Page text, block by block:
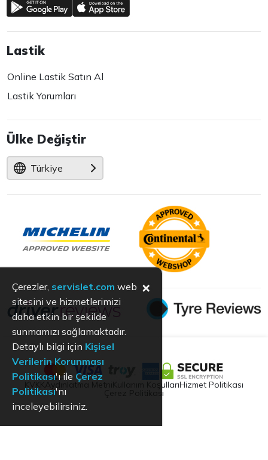
Lastik
Online Lastik Satın Al
Lastik Yorumları
Ülke Değiştir
Türkiye
Aydınlatma Metni Kullanım KoşullarıHizmet Politikası
Çerez Politikası
Çerezler, servislet.com web
sitesini ve hizmetlerimizi
daha etkin bir şekilde
sunmamızı sağlamaktadır.
Detaylı bilgi için Kişisel
Verilerin Korunması
Politikası'ı ile Çerez
Politikası'nı
inceleyebilirsiniz.
×